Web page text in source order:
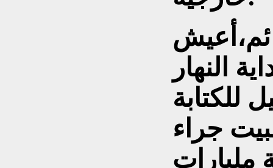
النهار
للكتابة
جراء
مليارات